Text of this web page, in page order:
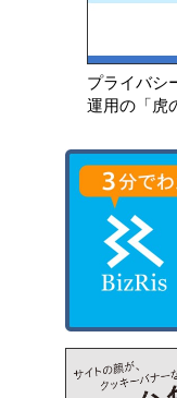
プライバシ
運用の「虎